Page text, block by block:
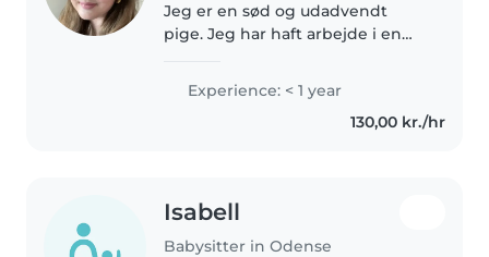
Jeg er en sød og udadvendt
pige. Jeg har haft arbejde i en
arbejde i. Det har givet mig en
masse erfaring
Experience: < 1 year
130,00 kr./hr
Isabell
Babysitter in Odense